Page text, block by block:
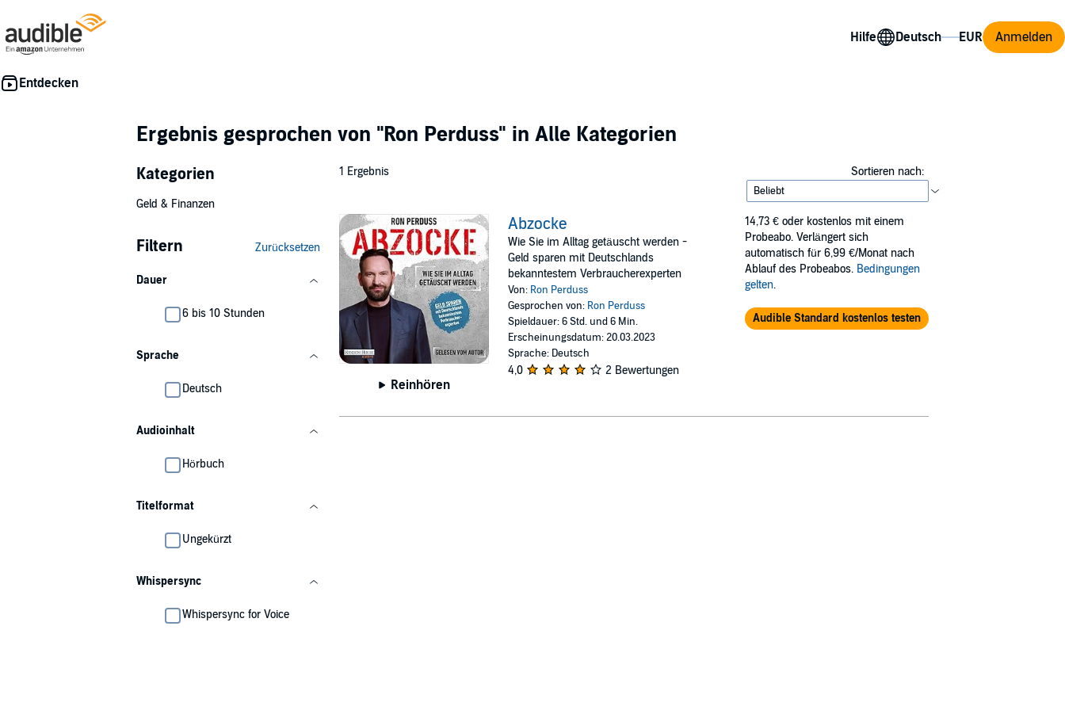
Hilfe Anmelden
Ergebnis gesprochen von "Ron Perduss" in Alle Kategorien
Kategorien
Geld & Finanzen
Filtern Zurücksetzen
Dauer
6 bis 10 Stunden
Sprache
Deutsch
Audioinhalt
Hörbuch
Titelformat
Ungekürzt
Whispersync
Whispersync for Voice
1 Ergebnis Sortieren nach:
Reinhören
Abzocke
Wie Sie im Alltag getäuscht werden -
Geld sparen mit Deutschlands
bekanntestem Verbraucherexperten
Von: Ron Perduss
Gesprochen von: Ron Perduss
Spieldauer: 6 Std. und 6 Min.
Erscheinungsdatum: 20.03.2023
Sprache: Deutsch
4,0 2 Bewertungen
14,73 € oder kostenlos mit einem
Probeabo. Verlängert sich
automatisch für 6,99 €/Monat nach
Ablauf des Probeabos. Bedingungen
gelten.
Audible Standard kostenlos testen